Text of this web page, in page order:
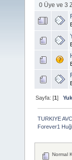
0 Üye ve 3
Sayfa: [1]
TURKIYE
Forever1
Normal